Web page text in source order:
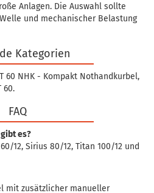
Anlagen. Die Auswahl sollte
und mechanischer Belastung
Kategorien
60 NHK - Kompakt Nothandkurbel,
60.
FAQ
es?
12, Sirius 80/12, Titan 100/12 und
mit zusätzlicher manueller